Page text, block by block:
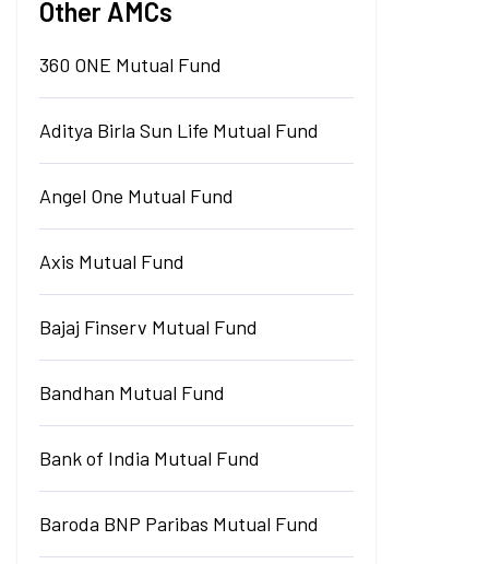
Other AMCs
360 ONE Mutual Fund
Aditya Birla Sun Life Mutual Fund
Angel One Mutual Fund
Axis Mutual Fund
Bajaj Finserv Mutual Fund
Bandhan Mutual Fund
Bank of India Mutual Fund
Baroda BNP Paribas Mutual Fund